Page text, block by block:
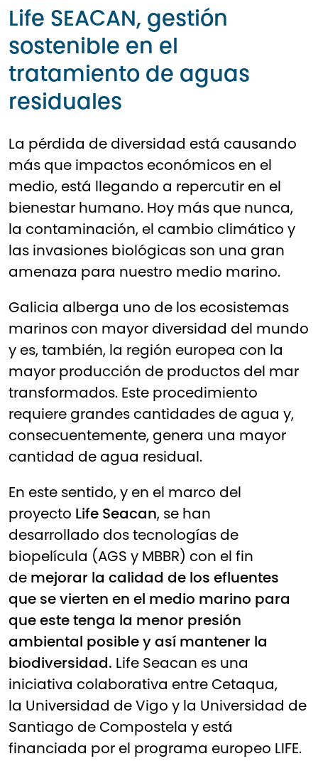
i
t
t
e
n
d
I
a
A
Life SEACAN, gestión
sostenible en el
tratamiento de aguas
residuales
La pérdida de diversidad está causando
más que impactos económicos en el
medio, está llegando a repercutir en el
bienestar humano. Hoy más que nunca,
la contaminación, el cambio climático y
las invasiones biológicas son una gran
amenaza para nuestro medio marino.
Galicia alberga uno de los ecosistemas
marinos con mayor diversidad del mundo
y es, también, la región europea con la
mayor producción de productos del mar
transformados. Este procedimiento
requiere grandes cantidades de agua y,
consecuentemente, genera una mayor
cantidad de agua residual.
En este sentido, y en el marco del
proyecto Life Seacan, se han
desarrollado dos tecnologías de
biopelícula (AGS y MBBR) con el fin
de mejorar la calidad de los efluentes
que se vierten en el medio marino para
que este tenga la menor presión
ambiental posible y así mantener la
biodiversidad. Life Seacan es una
iniciativa colaborativa entre Cetaqua,
la Universidad de Vigo y la Universidad de
Santiago de Compostela y está
financiada por el programa europeo LIFE.